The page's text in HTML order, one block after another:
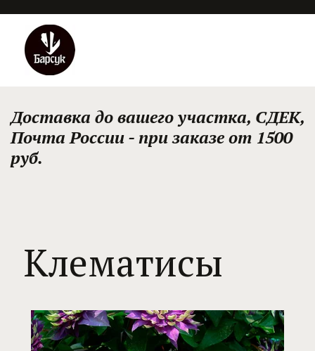
Доставка до вашего участка, СДЕК,
Почта России - при заказе от 1500
руб.
Клематисы